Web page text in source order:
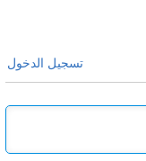
تسجيل الدخول